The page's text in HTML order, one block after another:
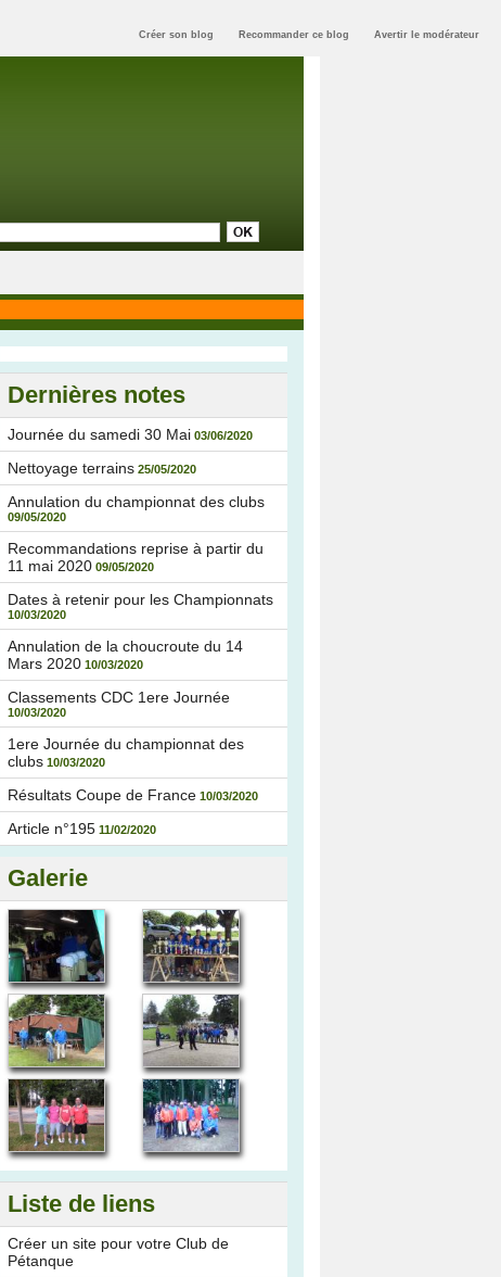
Créer son blog Recommander ce blog Avertir le modérateur
Dernières notes
Journée du samedi 30 Mai 03/06/2020
Nettoyage terrains 25/05/2020
Annulation du championnat des clubs
09/05/2020
Recommandations reprise à partir du
11 mai 2020 09/05/2020
Dates à retenir pour les Championnats
10/03/2020
Annulation de la choucroute du 14
Mars 2020 10/03/2020
Classements CDC 1ere Journée
10/03/2020
1ere Journée du championnat des
clubs 10/03/2020
Résultats Coupe de France 10/03/2020
Article n°195 11/02/2020
Galerie
Liste de liens
Créer un site pour votre Club de
Pétanque